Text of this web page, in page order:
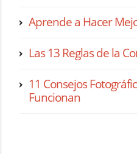
Aprende a Hacer
Las 13 Reglas de la
11 Consejos
Funcionan